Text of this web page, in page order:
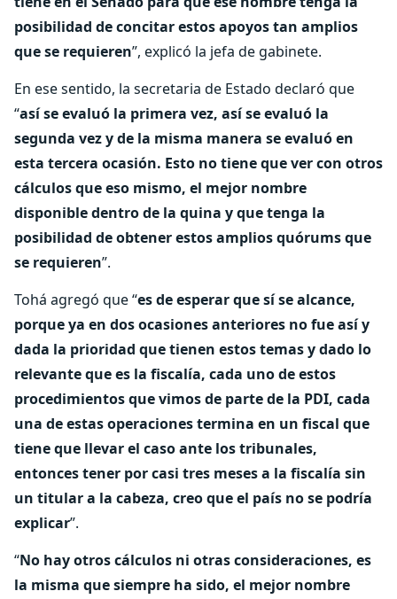
posibilidad de concitar estos apoyos tan amplios
que se requieren”, explicó la jefa de gabinete.
En ese sentido, la secretaria de Estado declaró que
“así se evaluó la primera vez, así se evaluó la
segunda vez y de la misma manera se evaluó en
esta tercera ocasión. Esto no tiene que ver con otros
cálculos que eso mismo, el mejor nombre
disponible dentro de la quina y que tenga la
posibilidad de obtener estos amplios quórums que
se requieren”.
Tohá agregó que “es de esperar que sí se alcance,
porque ya en dos ocasiones anteriores no fue así y
dada la prioridad que tienen estos temas y dado lo
relevante que es la fiscalía, cada uno de estos
procedimientos que vimos de parte de la PDI, cada
una de estas operaciones termina en un fiscal que
tiene que llevar el caso ante los tribunales,
entonces tener por casi tres meses a la fiscalía sin
un titular a la cabeza, creo que el país no se podría
explicar”.
“No hay otros cálculos ni otras consideraciones, es
la misma que siempre ha sido, el mejor nombre